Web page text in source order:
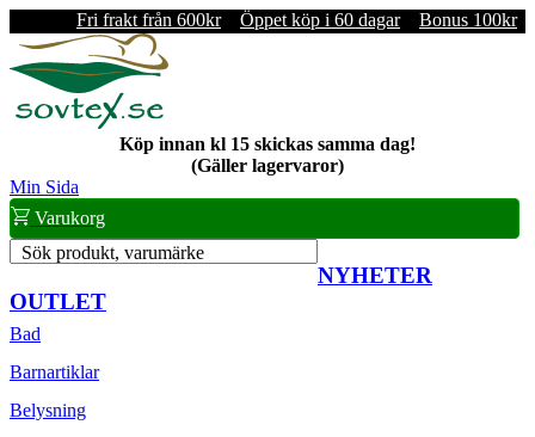
Fri frakt från 600kr Öppet köp i 60 dagar Bonus 100kr
Köp innan kl 15 skickas samma dag!
(Gäller lagervaror)
Min Sida
Varukorg
Sök produkt, varumärke
NYHETER
OUTLET
Bad
Barnartiklar
Belysning